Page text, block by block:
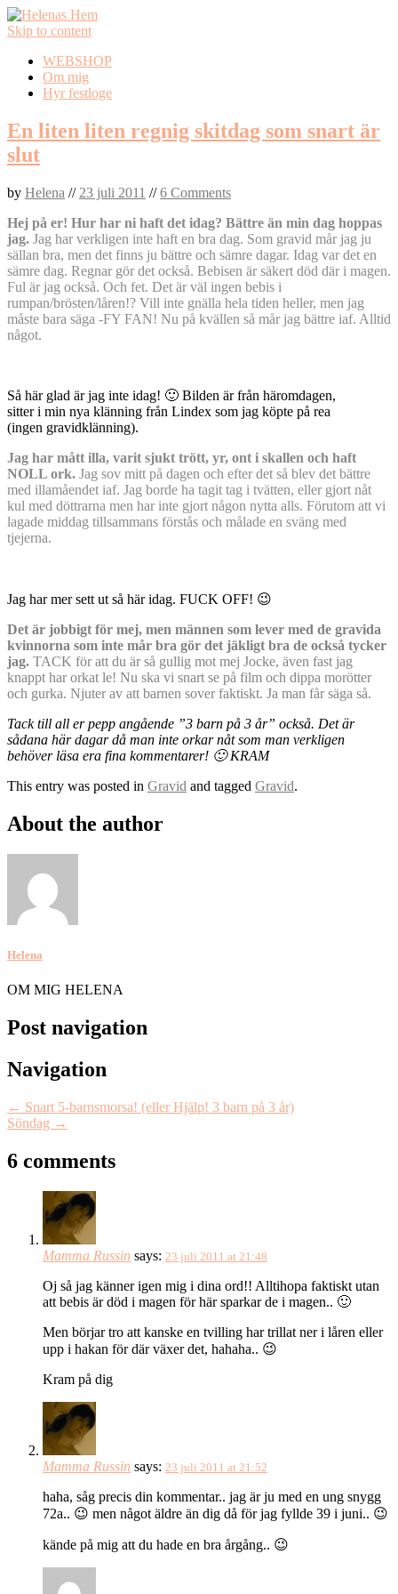
Skip to content
WEBSHOP
Om mig
Hyr festloge
En liten liten regnig skitdag som snart är
slut
by Helena // 23 juli 2011 //6 Comments
Hej på er! Hur har ni haft det idag? Bättre än min dag hoppas
jag. Jag har verkligen inte haft en bra dag. Som gravid mår jag ju
sällan bra, men det finns ju bättre och sämre dagar. Idag var det en
sämre dag. Regnar gör det också. Bebisen är säkert död där i magen.
Ful är jag också. Och fet. Det är väl ingen bebis i
rumpan/brösten/låren!? Vill inte gnälla hela tiden heller, men jag
måste bara säga -FY FAN! Nu på kvällen så mår jag bättre iaf. Alltid
något.
Så här glad är jag inte idag! 🙂 Bilden är från häromdagen,
sitter i min nya klänning från Lindex som jag köpte på rea
(ingen gravidklänning).
Jag har mått illa, varit sjukt trött, yr, ont i skallen och haft
NOLL ork. Jag sov mitt på dagen och efter det så blev det bättre
med illamåendet iaf. Jag borde ha tagit tag i tvätten, eller gjort nåt
kul med döttrarna men har inte gjort någon nytta alls. Förutom att vi
lagade middag tillsammans förstås och målade en sväng med
tjejerna.
Jag har mer sett ut så här idag. FUCK OFF! 😉
Det är jobbigt för mej, men männen som lever med de gravida
kvinnorna som inte mår bra gör det jäkligt bra de också tycker
jag. TACK för att du är så gullig mot mej Jocke, även fast jag
knappt har orkat le! Nu ska vi snart se på film och dippa morötter
och gurka. Njuter av att barnen sover faktiskt. Ja man får säga så.
Tack till all er pepp angående ”3 barn på 3 år” också. Det är
sådana här dagar då man inte orkar nåt som man verkligen
behöver läsa era fina kommentarer! 🙂 KRAM
This entry was posted in Gravid and tagged Gravid.
About the author
Helena
OM MIG HELENA
Post navigation
Navigation
← Snart 5-barnsmorsa! (eller Hjälp! 3 barn på 3 år)
Söndag →
6 comments
Mamma Russin says: 23 juli 2011 at 21:48
Oj så jag känner igen mig i dina ord!! Alltihopa faktiskt utan
att bebis är död i magen för här sparkar de i magen.. 🙂
Men börjar tro att kanske en tvilling har trillat ner i låren eller
upp i hakan för där växer det, hahaha.. 😉
Kram på dig
Mamma Russin says: 23 juli 2011 at 21:52
haha, såg precis din kommentar.. jag är ju med en ung snygg
72a.. 😉 men något äldre än dig då för jag fyllde 39 i juni.. 😉
kände på mig att du hade en bra årgång.. 😉